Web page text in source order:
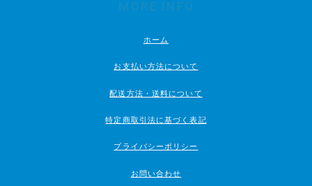
MORE INFO
ホーム
お支払い方法について
配送方法・送料について
特定商取引法に基づく表記
プライバシーポリシー
お問い合わせ